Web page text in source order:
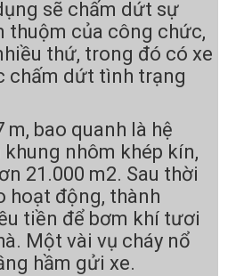
sẽ chấm dứt sự
thuộm của công chức,
thứ, trong đó có xe
chấm dứt tình trạng
m, bao quanh là hệ
nhôm khép kín,
21.000 m2. Sau thời
hoạt động, thành
tiền để bơm khí tươi
Một vài vụ cháy nổ
hầm gửi xe.